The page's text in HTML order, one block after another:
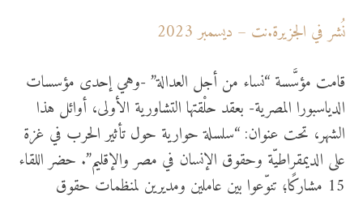
نُشر في الجزيرة.نت – ديسمبر 2023
قامت مؤسَّسة “نساء من أجل العدالة” -وهي إحدى مؤسسات
الدياسبورا المصرية- بعقد حلْقتها التشاورية الأولى، أوائل هذا
الشهر، تحت عنوان: “سلسلة حوارية حول تأثير الحرب في غزة
على الديمقراطيّة وحقوق الإنسان في مصر والإقليم”. حضر اللقاء
15 مشاركًا؛ تنوّعوا بين عاملين ومديرين لمنظمات حقوق